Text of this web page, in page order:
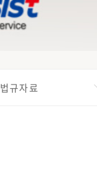
법규자료